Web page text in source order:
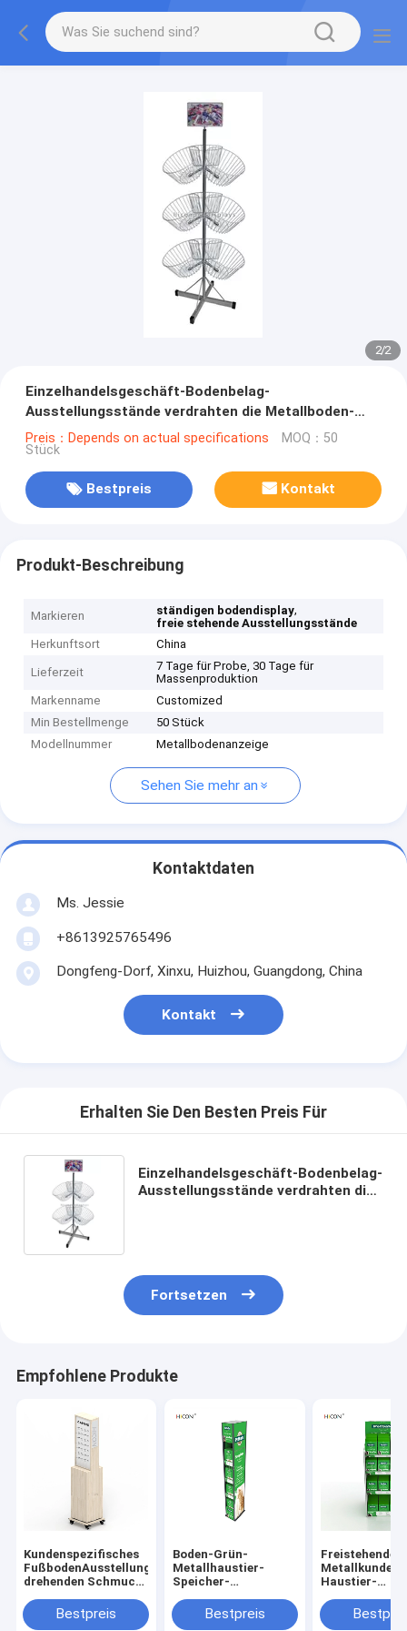
2/2
Einzelhandelsgeschäft-Bodenbelag-
Ausstellungsstände verdrahten die Metallboden-
Anzeige, die mit 6 Wühlkörben 3-lagig ist
Preis：Depends on actual specifications MOQ：50
Stück
Bestpreis Kontakt
Produkt-Beschreibung
Markieren ständigen bodendisplay,
freie stehende Ausstellungsstände
Herkunftsort
China
Lieferzeit
7 Tage für Probe, 30 Tage für
Massenproduktion
Markenname
Customized
Min Bestellmenge
50 Stück
Modellnummer
Metallbodenanzeige
Sehen Sie mehr an
Kontaktdaten
Ms. Jessie
+8613925765496
Dongfeng-Dorf, Xinxu, Huizhou, Guangdong, China
Kontakt
Erhalten Sie Den Besten Preis Für
Einzelhandelsgeschäft-Bodenbelag-
Ausstellungsstände verdrahten die
Fortsetzen
Empfohlene Produkte
Kundenspezifisches
FußbodenAusstellungsstand
drehenden Schmuck-
für Einzelhandel
Bestpreis
Boden-Grün-
Metallhaustier-
Speicher-
mit Aufkleber-Halter
für Verkauf
Bestpreis
Freistehendes
Haustier-
Gestell des
Tiers